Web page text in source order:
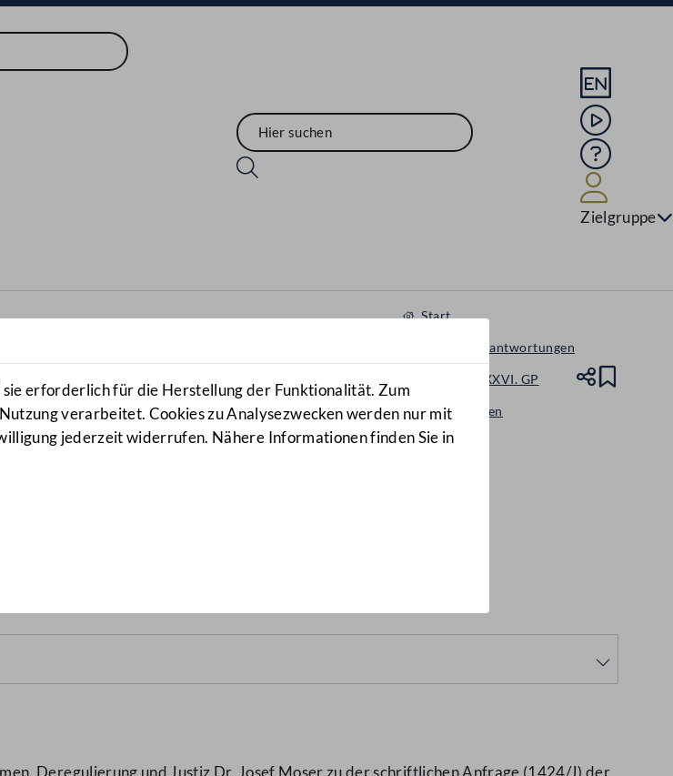
öffnen
Sprache
Mediathek
Hilfe
Zielgruppe
erforderlich für die Herstellung der Funktionalität. Zum
verarbeitet. Cookies zu Analysezwecken werden nur mit
jederzeit widerrufen. Nähere Informationen finden Sie in
Start
Anfragen & Beantwortungen
Nationalrat - XXVI. GP
Beantwortungen
1426/AB
Deregulierung und Justiz Dr. Josef Moser zu der schriftlichen Anfrage (1424/J) der